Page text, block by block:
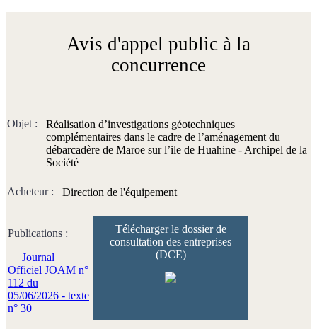
Avis d'appel public à la
concurrence
Objet :
Réalisation d’investigations géotechniques
complémentaires dans le cadre de l’aménagement du
débarcadère de Maroe sur l’ile de Huahine - Archipel de la
Société
Acheteur : Direction de l'équipement
Publications :
Journal
Officiel JOAM n°
112 du
05/06/2026 - texte
n° 30
Télécharger le dossier de
consultation des entreprises
(DCE)